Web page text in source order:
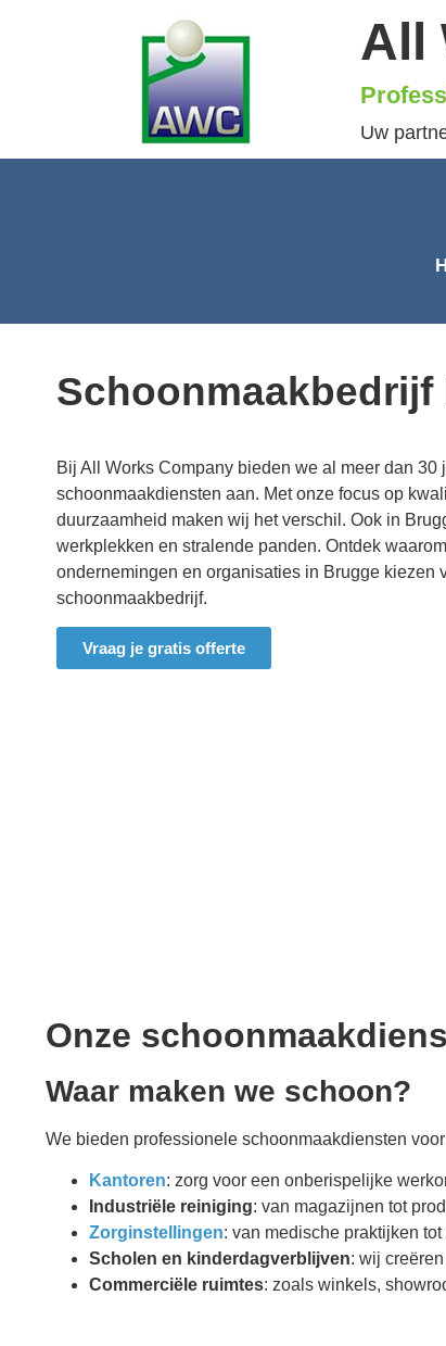
All
Uw
Schoonmaakbedrijf
Bij All Works Company bieden we al meer dan 30
schoonmaakdiensten aan. Met onze focus op
duurzaamheid maken wij het verschil. Ook in
werkplekken en stralende panden. Ontdek
ondernemingen en organisaties in Brugge kiezen
schoonmaakbedrijf.
Vraag je gratis offerte
Onze
Waar maken we schoon?
We bieden professionele schoonmaakdiensten
Kantoren: zorg voor een onberispelijke
Industriële reiniging: van magazijnen tot
Zorginstellingen: van medische praktijken
Scholen en kinderdagverblijven: wij
Commerciële ruimtes: zoals winkels,